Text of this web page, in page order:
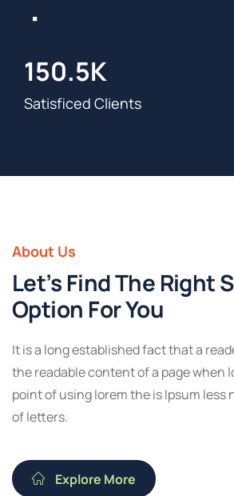
150.5K
Satisficed Clients
About Us
Let’s Find The Right
Option For You
It is a long established fact that a
the readable content of a page when
point of using lorem the is Ipsum
of letters.
Explore More